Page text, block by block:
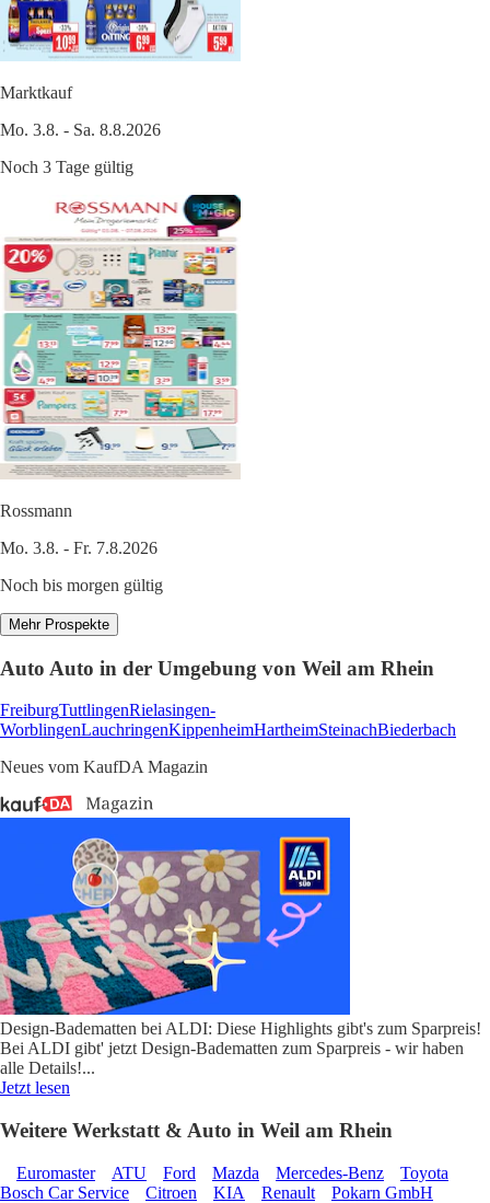
Marktkauf
Mo. 3.8. - Sa. 8.8.2026
Noch 3 Tage gültig
Rossmann
Mo. 3.8. - Fr. 7.8.2026
Noch bis morgen gültig
Mehr Prospekte
Auto Auto in der Umgebung von Weil am Rhein
FreiburgTuttlingenRielasingen-
WorblingenLauchringenKippenheimHartheimSteinachBiederbach
Neues vom KaufDA Magazin
Design-Badematten bei ALDI: Diese Highlights gibt's zum Sparpreis!
Bei ALDI gibt' jetzt Design-Badematten zum Sparpreis - wir haben
alle Details!...
Jetzt lesen
Weitere Werkstatt & Auto in Weil am Rhein
Euromaster ATU Ford Mazda Mercedes-Benz
Toyota
Bosch Car Service
Citroen KIA Renault Pokarn GmbH